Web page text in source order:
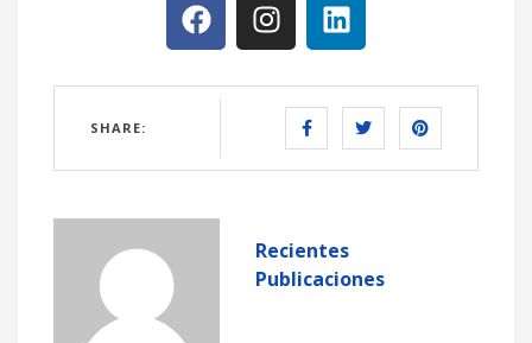
SHARE:
Recientes
Publicaciones